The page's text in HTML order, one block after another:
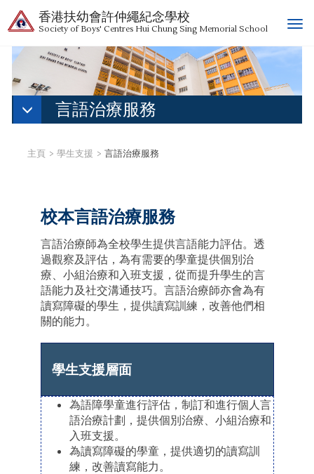
香港扶幼會許仲繩紀念學校
Society of Boys' Centres Hui Chung Sing Memorial School
T
g
l
言語治療服務
主頁 學生支援 言語治療服務
校本言語治療服務
言語治療師為全校學生提供言語能力評估。透
過觀察及評估，為有需要的學童提供個別治
療、小組治療和入班支援，從而提升學生的言
語能力及社交溝通技巧。言語治療師亦會為有
讀寫障礙的學生，提供讀寫訓練，改善他們相
關的能力。
學生支援層面
為語障學童進行評估，制訂和進行個人言
語治療計劃，提供個別治療、小組治療和
入班支援。
為讀寫障礙的學童，提供適切的讀寫訓
練，改善讀寫能力。